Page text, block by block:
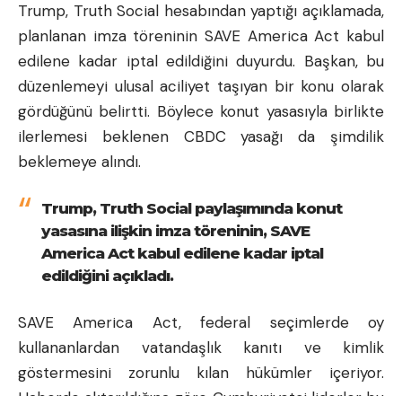
Trump, Truth Social hesabından yaptığı açıklamada,
planlanan imza töreninin SAVE America Act kabul
edilene kadar iptal edildiğini duyurdu. Başkan, bu
düzenlemeyi ulusal aciliyet taşıyan bir konu olarak
gördüğünü belirtti. Böylece konut yasasıyla birlikte
ilerlemesi beklenen CBDC yasağı da şimdilik
beklemeye alındı.
Trump, Truth Social paylaşımında konut
yasasına ilişkin imza töreninin, SAVE
America Act kabul edilene kadar iptal
edildiğini açıkladı.
SAVE America Act, federal seçimlerde oy
kullananlardan vatandaşlık kanıtı ve kimlik
göstermesini zorunlu kılan hükümler içeriyor.